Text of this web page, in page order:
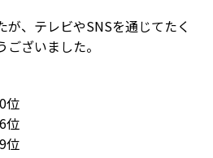
、テレビやSNSを通じてたく
ざいました。
位
位
位